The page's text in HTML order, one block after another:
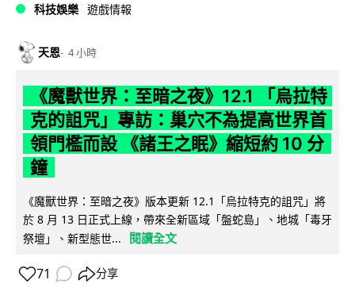
科技娛樂 遊戲情報
天恩 4 小時
《魔獸世界：至暗之夜》12.1 「烏拉特
克的詛咒」專訪：巢穴不為提高世界首
領門檻而設 《諸王之眠》縮短約 10 分
鐘
《魔獸世界：至暗之夜》版本更新 12.1「烏拉特克的詛咒」將
於 8 月 13 日正式上線，帶來全新區域「盤蛇島」、地城「毒牙
祭壇」、新型態世...
閱讀全文
71 分享